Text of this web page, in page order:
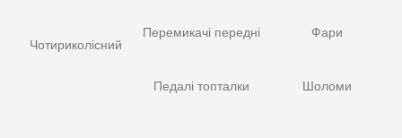
Чотириколісний
Перемикачі передні
Педалі топталки
Фари
Шоломи